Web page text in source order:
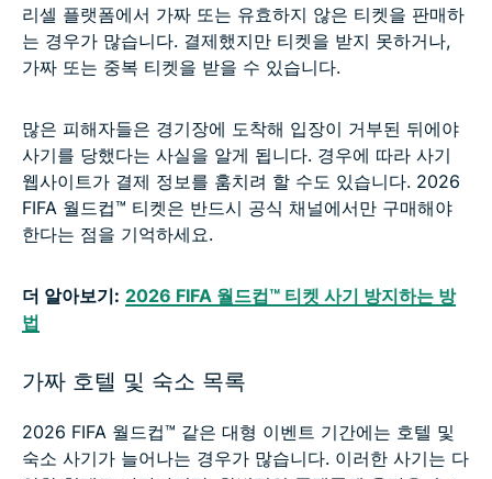
리셀 플랫폼에서 가짜 또는 유효하지 않은 티켓을 판매하
는 경우가 많습니다. 결제했지만 티켓을 받지 못하거나,
가짜 또는 중복 티켓을 받을 수 있습니다.
많은 피해자들은 경기장에 도착해 입장이 거부된 뒤에야
사기를 당했다는 사실을 알게 됩니다. 경우에 따라 사기
웹사이트가 결제 정보를 훔치려 할 수도 있습니다. 2026
FIFA 월드컵™ 티켓은 반드시 공식 채널에서만 구매해야
한다는 점을 기억하세요.
더 알아보기: 2026 FIFA 월드컵™ 티켓 사기 방지하는 방
법
가짜 호텔 및 숙소 목록
2026 FIFA 월드컵™ 같은 대형 이벤트 기간에는 호텔 및
숙소 사기가 늘어나는 경우가 많습니다. 이러한 사기는 다